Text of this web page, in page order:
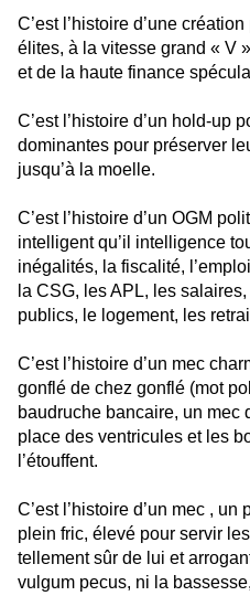
C’est l’histoire d’une
élites, à la vitesse grand « V
et de la haute finance
C’est l’histoire d’un hold-up
dominantes pour préserver
jusqu’à la moelle.
C’est l’histoire d’un OGM
intelligent qu’il intelligence
inégalités, la fiscalité,
la CSG, les APL, les
publics, le logement, les
C’est l’histoire d’un mec
gonflé de chez gonflé (mot
baudruche bancaire, un mec
place des ventricules et les
l’étouffent.
C’est l’histoire d’un mec ,
plein fric, élevé pour servir
tellement sûr de lui et
vulgum pecus, ni la